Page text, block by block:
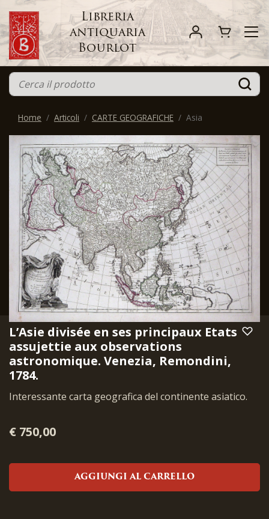
Libreria
antiquaria
Bourlot
Home Articoli CARTE GEOGRAFICHE Asia
L’Asie divisée en ses principaux Etats
assujettie aux observations
astronomique. Venezia, Remondini,
1784.
Interessante carta geografica del continente asiatico.
€ 750,00
AGGIUNGI AL CARRELLO